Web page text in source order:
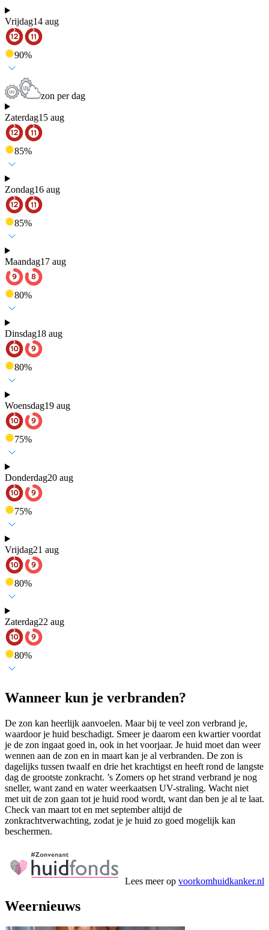
Vrijdag14 aug
90%
zon per dag
Zaterdag15 aug
85%
Zondag16 aug
85%
Maandag17 aug
80%
Dinsdag18 aug
80%
Woensdag19 aug
75%
Donderdag20 aug
75%
Vrijdag21 aug
80%
Zaterdag22 aug
80%
Wanneer kun je verbranden?
De zon kan heerlijk aanvoelen. Maar bij te veel zon verbrand je,
waardoor je huid beschadigt. Smeer je daarom een kwartier voordat
je de zon ingaat goed in, ook in het voorjaar. Je huid moet dan weer
wennen aan de zon en in maart kan je al verbranden. De zon is
dagelijks tussen twaalf en drie het krachtigst en heeft rond de langste
dag de grootste zonkracht. ’s Zomers op het strand verbrand je nog
sneller, want zand en water weerkaatsen UV-straling. Wacht niet
met uit de zon gaan tot je huid rood wordt, want dan ben je al te laat.
Check van maart tot en met september altijd de
zonkrachtverwachting, zodat je je huid zo goed mogelijk kan
beschermen.
Lees meer op voorkomhuidkanker.nl
Weernieuws